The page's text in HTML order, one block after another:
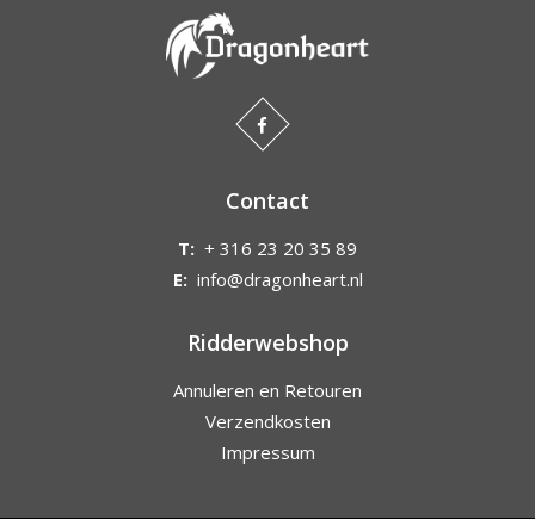
Contact
T: + 316 23 20 35 89
E: info@dragonheart.nl
Ridderwebshop
Annuleren en Retouren
Verzendkosten
Impressum